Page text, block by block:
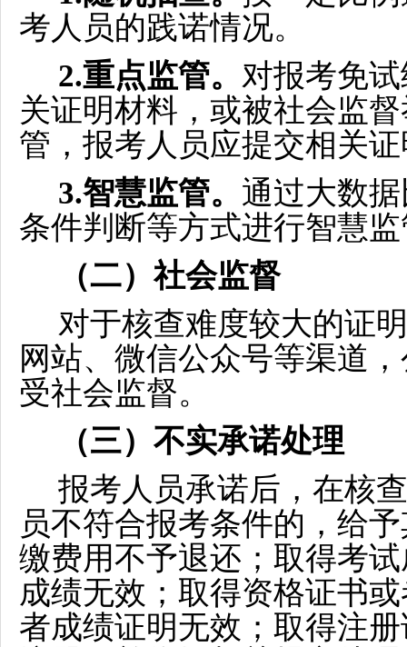
考人员的践诺情况。
2.重点监管。 对报考免
关证明材料，或被社会监
管，报考人员应提交相关
3.智慧监管。 通过大数
条件判断等方式进行智慧
（二）社会监督
对于核查难度较大的证
网站、微信公众号等渠道
受社会监督。
（三）不实承诺处理
报考人员承诺后，在核
员不符合报考条件的，给
缴费用不予退还；取得考
成绩无效；取得资格证书
者成绩证明无效；取得注